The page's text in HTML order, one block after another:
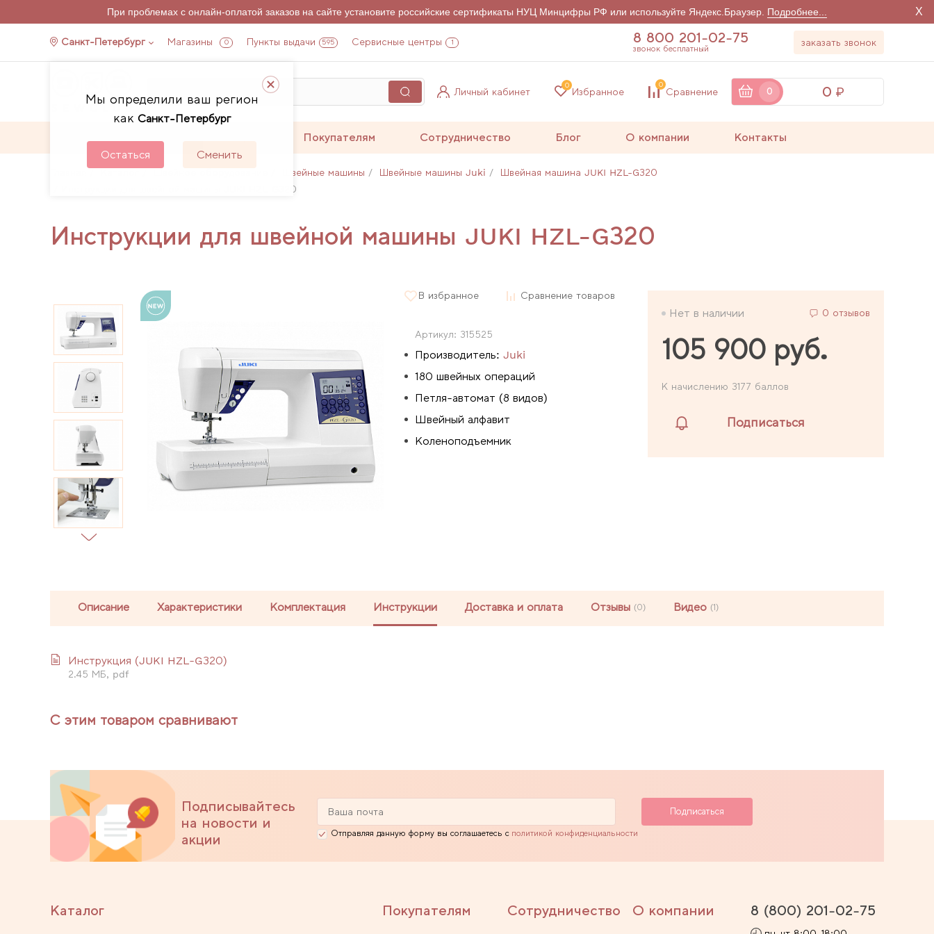
При проблемах с онлайн-оплатой заказов на сайте установите российские сертификаты НУЦ Минцифры РФ или используйте Яндекс.Браузер. Подробнее... X
Санкт-Петербург Магазины 0 Пункты выдачи 595 Сервисные центры 1
Мы определили ваш регион
как Санкт-Петербург
Остаться Сменить
8 800 201-02-75
звонок бесплатный
заказать звонок
Личный кабинет Избранное
0
Сравнение
0
0 0
Покупателям Сотрудничество Блог О компании Контакты
Каталог Швейное оборудование Швейные машины Швейные машины Juki
Швейная машина JUKI HZL-G320
Инструкции для швейной машины JUKI HZL-G320
Инструкции для швейной машины JUKI HZL-G320
В избранное Сравнение товаров
Артикул: 315525
Производитель: Juki
180 швейных операций
Петля-автомат (8 видов)
Швейный алфавит
Коленоподъемник
Нет в наличии 0 отзывов
105 900 руб.
К начислению 3177 баллов
Подписаться
Описание Характеристики Комплектация Инструкции Доставка и оплата Отзывы (0) Видео (1)
Инструкция (JUKI HZL-G320)
2.45 МБ, pdf
С этим товаром сравнивают
Подписывайтесь
на новости и
акции
Отправляя данную форму вы соглашаетесь с политикой конфиденциальности
Каталог Покупателям Сотрудничество О компании 8 (800) 201-02-75